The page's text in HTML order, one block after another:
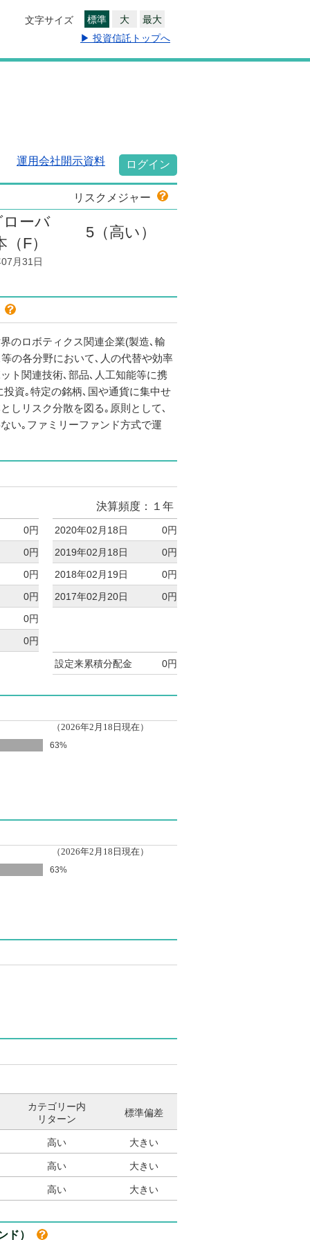
標準 大
最大
▶ 投資信託トップへ
文字サイズ
運用会社開示資料 ログイン
リスクメジャー
ローバ
F）
5（高い）
月31日
のロボティクス関連企業(製造､輸
の各分野において､人の代替や効率
ト関連技術､部品､人工知能等に携
投資｡特定の銘柄､国や通貨に集中せ
しリスク分散を図る｡原則として､
い｡ファミリーファンド方式で運
決算頻度：１年
0円
0円
0円
0円
0円
0円
2020年02月18日
0円
2019年02月18日
0円
2018年02月19日
0円
2017年02月20日
0円
設定来累積分配金 0円
（2026年2月18日現在）
63%
（2026年2月18日現在）
63%
カテゴリー内
リターン
標準偏差
高い 大きい
高い 大きい
高い 大きい
ド）